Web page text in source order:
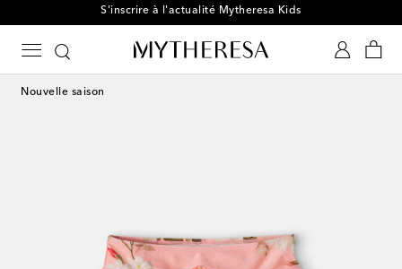
S'inscrire à l'actualité Mytheresa Kids
Nouvelle saison